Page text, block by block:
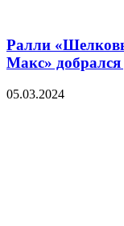
Ралли
Макс» добрался
05.03.2024